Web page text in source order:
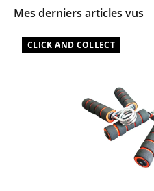
Mes derniers articles vus
CLICK AND COLLECT